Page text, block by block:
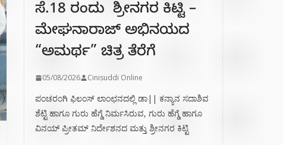
ಸೆ.18 ರಂದು ಶ್ರೀನಗರ ಕಿಟ್ಟಿ –
ಮೇಘನಾರಾಜ್ ಅಭಿನಯದ
“ಅಮರ್ಥ” ಚಿತ್ರ ತೆರೆಗೆ
05/08/2026 Cinisuddi Online
ಪಂಚರಂಗಿ ಫಿಲಂಸ್ ಲಾಂಛನದಲ್ಲಿ ಡಾ|| ಕನ್ಯಾನ ಸದಾಶಿವ
ಶೆಟ್ಟಿ ಹಾಗೂ ಗುರು ಹೆಗ್ಡೆ ನಿರ್ಮಸಿರುವ, ಗುರು ಹೆಗ್ಡೆ ಹಾಗೂ
ವಿನಯ್ ಪ್ರೀತಮ್ ನಿರ್ದೇಶನದ ಮತ್ತು ಶ್ರೀನಗರ ಕಿಟ್ಟಿ